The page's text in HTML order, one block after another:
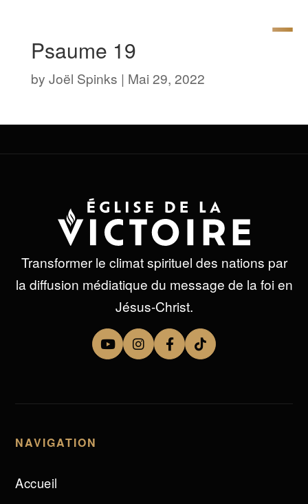
Psaume 19
by Joël Spinks | Mai 29, 2022
Transformer le climat spirituel des nations par
la diffusion médiatique du message de la foi en
Jésus-Christ.
NAVIGATION
Accueil